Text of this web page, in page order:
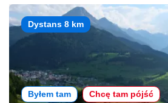
Dystans 8 km
Byłem tam Chcę tam pójść